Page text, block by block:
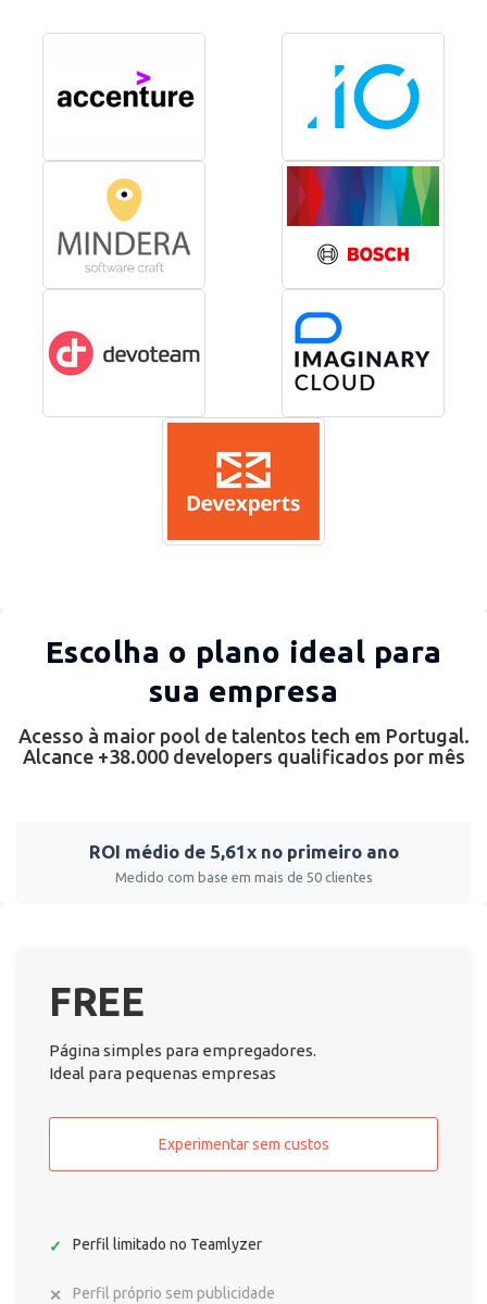
Escolha o plano ideal para
sua empresa
Acesso à maior pool de talentos tech em Portugal.
Alcance +38.000 developers qualificados por mês
ROI médio de 5,61x no primeiro ano
Medido com base em mais de 50 clientes
FREE
Página simples para empregadores.
Ideal para pequenas empresas
Experimentar sem custos
Perfil limitado no Teamlyzer
Perfil próprio sem publicidade